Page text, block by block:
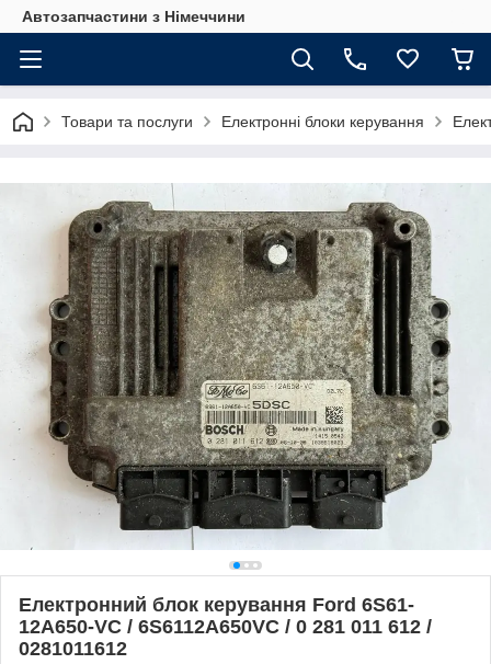
Автозапчастини з Німеччини
Товари та послуги Електронні блоки керування
Електронний блок керування Ford 6S61-
12A650-VC / 6S6112A650VC / 0 281 011 612 /
0281011612